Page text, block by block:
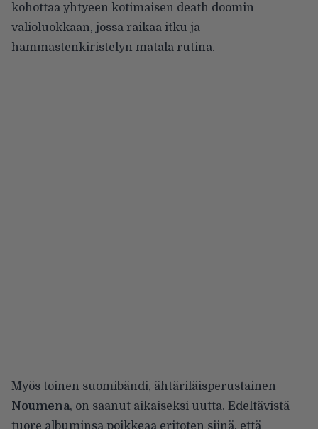
kohottaa yhtyeen kotimaisen death doomin
valioluokkaan, jossa raikaa itku ja
hammastenkiristelyn matala rutina.
Myös toinen suomibändi, ähtäriläisperustainen
Noumena, on saanut aikaiseksi uutta. Edeltävistä
tuore albuminsa poikkeaa eritoten siinä, että